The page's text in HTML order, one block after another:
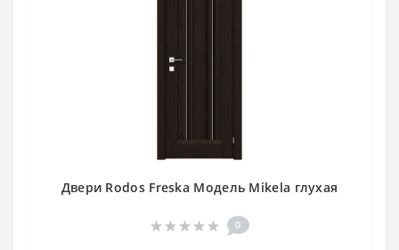
Двери Rodos Freska Модель Mikela глухая
0